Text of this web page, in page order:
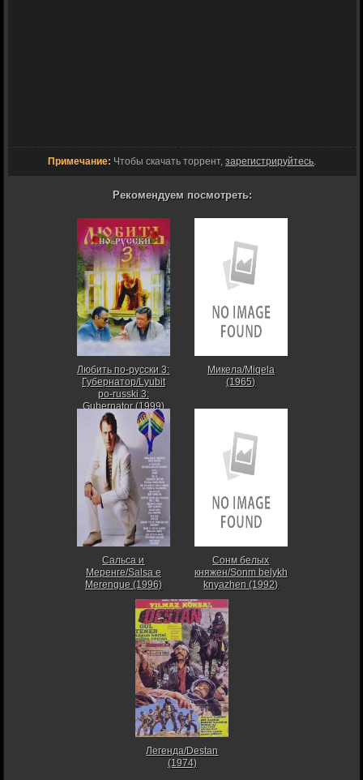
Примечание: Чтобы скачать торрент,зарегистрируйтесь.
Рекомендуем посмотреть:
Любить по-русски 3:
Губернатор/Lyubit
po-russki 3:
Gubernator (1999)
Микела/Miqela
(1965)
Сальса и
Меренге/Salsa e
Merengue (1996)
Сонм белых
княжен/Sonm belykh
knyazhen (1992)
Легенда/Destan
(1974)